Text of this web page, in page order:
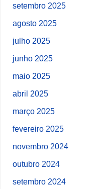
setembro 2025
agosto 2025
julho 2025
junho 2025
maio 2025
abril 2025
março 2025
fevereiro 2025
novembro 2024
outubro 2024
setembro 2024